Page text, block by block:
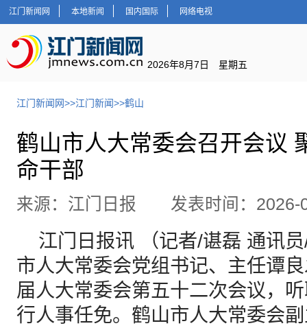
江门新闻网 本地新闻 国内国际 网络电视
2026年8月7日 星期五
江门新闻网>>江门新闻>>鹤山
鹤山市人大常委会召开会议
命干部
来源：江门日报 发表时间：
江门日报讯 （记者/谌磊 通讯
市人大常委会党组书记、主任谭
届人大常委会第五十二次会议，
行人事任免。鹤山市人大常委会